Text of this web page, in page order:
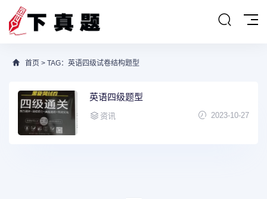
首页 > TAG：英语四级试卷结构题型
英语四级题型
资讯 2023-10-27